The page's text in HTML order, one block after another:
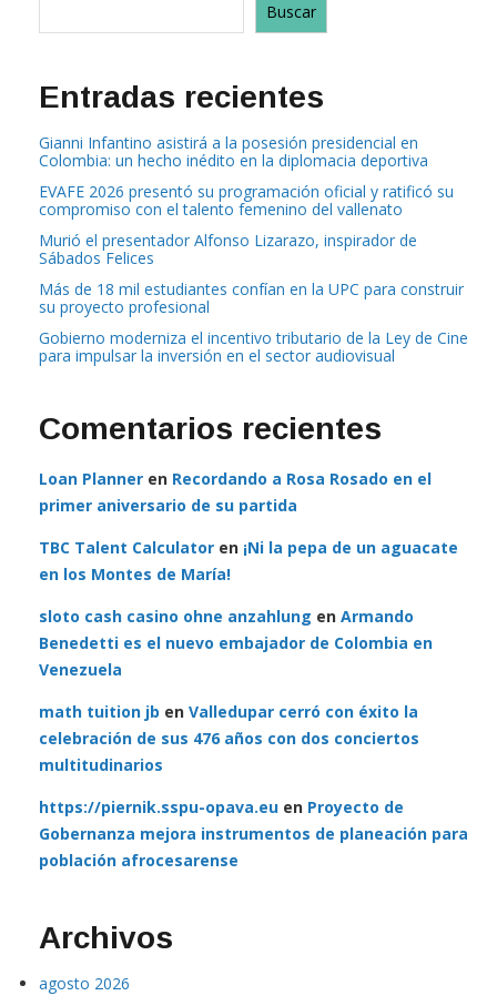
Buscar
Entradas recientes
Gianni Infantino asistirá a la posesión presidencial en
Colombia: un hecho inédito en la diplomacia deportiva
EVAFE 2026 presentó su programación oficial y ratificó su
compromiso con el talento femenino del vallenato
Murió el presentador Alfonso Lizarazo, inspirador de
Sábados Felices
Más de 18 mil estudiantes confían en la UPC para construir
su proyecto profesional
Gobierno moderniza el incentivo tributario de la Ley de Cine
para impulsar la inversión en el sector audiovisual
Comentarios recientes
Loan Planner en Recordando a Rosa Rosado en el
primer aniversario de su partida
TBC Talent Calculator en ¡Ni la pepa de un aguacate
en los Montes de María!
sloto cash casino ohne anzahlung en Armando
Benedetti es el nuevo embajador de Colombia en
Venezuela
math tuition jb en Valledupar cerró con éxito la
celebración de sus 476 años con dos conciertos
multitudinarios
https://piernik.sspu-opava.eu en Proyecto de
Gobernanza mejora instrumentos de planeación para
población afrocesarense
Archivos
agosto 2026